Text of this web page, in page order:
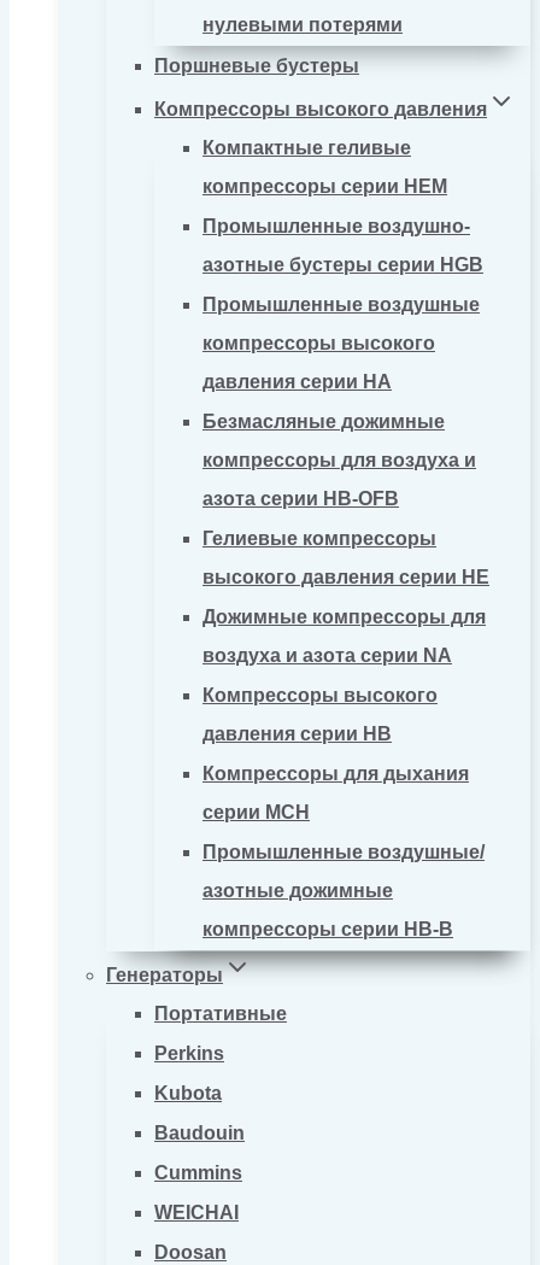
нулевыми потерями
Поршневые бустеры
Компрессоры высокого давления
Компактные геливые
компрессоры серии HEM
Промышленные воздушно-
азотные бустеры серии HGB
Промышленные воздушные
компрессоры высокого
давления серии HA
Безмасляные дожимные
компрессоры для воздуха и
азота серии HB-OFB
Гелиевые компрессоры
высокого давления серии HE
Дожимные компрессоры для
воздуха и азота серии NA
Компрессоры высокого
давления серии HB
Компрессоры для дыхания
серии MCH
Промышленные воздушные/
азотные дожимные
компрессоры серии HB-B
Генераторы
Портативные
Perkins
Kubota
Baudouin
Cummins
WEICHAI
Doosan